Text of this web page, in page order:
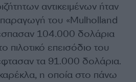
αντικειμένων ήταν
του «Mulholland
104.000 δολάρια
πιλοτικό επεισόδιο του
τα 91.000 δολάρια.
η οποία στο πάνω